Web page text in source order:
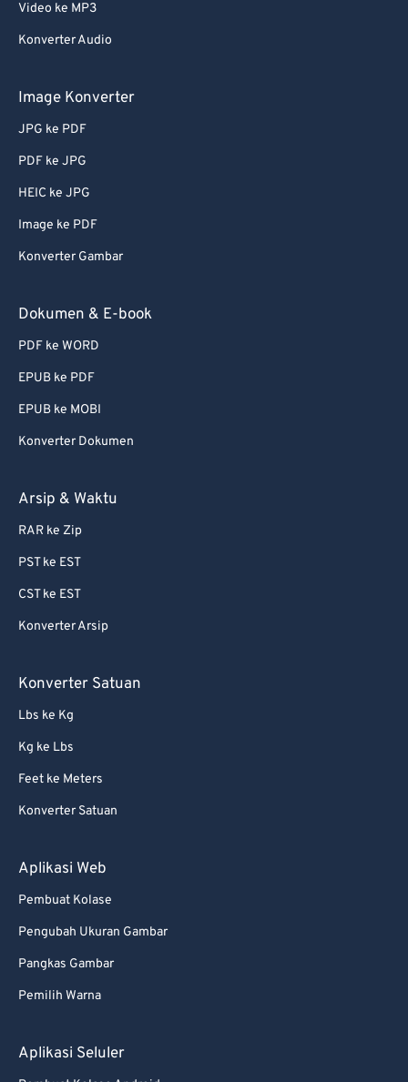
Video ke MP3
Konverter Audio
Image Konverter
JPG ke PDF
PDF ke JPG
HEIC ke JPG
Image ke PDF
Konverter Gambar
Dokumen & E-book
PDF ke WORD
EPUB ke PDF
EPUB ke MOBI
Konverter Dokumen
Arsip & Waktu
RAR ke Zip
PST ke EST
CST ke EST
Konverter Arsip
Konverter Satuan
Lbs ke Kg
Kg ke Lbs
Feet ke Meters
Konverter Satuan
Aplikasi Web
Pembuat Kolase
Pengubah Ukuran Gambar
Pangkas Gambar
Pemilih Warna
Aplikasi Seluler